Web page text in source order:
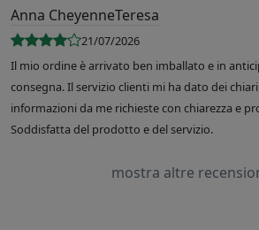
Anna CheyenneTeresa
21/07/2026
Il mio ordine è arrivato ben imballato e in
consegna. Il servizio clienti mi ha dato dei
informazioni da me richieste con chiarezza e
Soddisfatta del prodotto e del servizio.
mostra altre